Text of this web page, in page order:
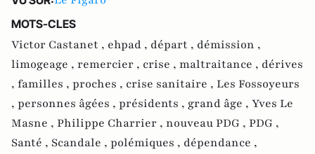
MOTS-CLES
Victor Castanet , ehpad , départ , démission ,
limogeage , remercier , crise , maltraitance , dérives
, familles , proches , crise sanitaire , Les Fossoyeurs
, personnes âgées , présidents , grand âge , Yves Le
Masne , Philippe Charrier , nouveau PDG , PDG ,
Santé , Scandale , polémiques , dépendance ,